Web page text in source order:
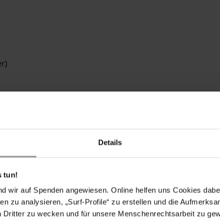
Details
tun!
wir auf Spenden angewiesen. Online helfen uns Cookies
zu analysieren, „Surf-Profile“ zu erstellen und die
zu wecken und für unsere Menschenrechtsarbeit zu